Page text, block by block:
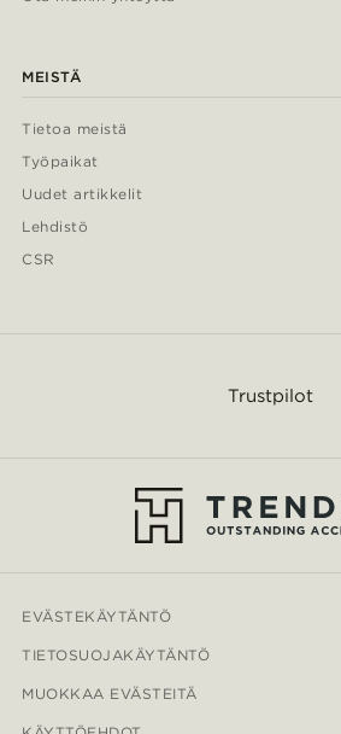
MEISTÄ
Tietoa meistä
Työpaikat
Uudet artikkelit
Lehdistö
CSR
Trustpilot
EVÄSTEKÄYTÄNTÖ
TIETOSUOJAKÄYTÄNTÖ
MUOKKAA EVÄSTEITÄ